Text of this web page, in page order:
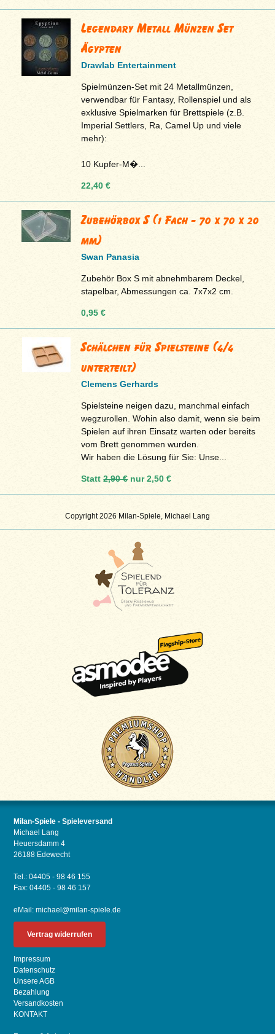
Copyright 2026 Milan-Spiele, Michael Lang
Legendary Metall Münzen Set
Ägypten
Drawlab Entertainment
Spielmünzen-Set mit 24 Metallmünzen,
verwendbar für Fantasy, Rollenspiel und als
exklusive Spielmarken für Brettspiele (z.B.
Imperial Settlers, Ra, Camel Up und viele
mehr):
10 Kupfer-M�...
22,40 €
Zubehörbox S (1 Fach - 70 x 70 x 20
mm)
Swan Panasia
Zubehör Box S mit abnehmbarem Deckel,
stapelbar, Abmessungen ca. 7x7x2 cm.
0,95 €
Schälchen für Spielsteine (4/4
unterteilt)
Clemens Gerhards
Spielsteine neigen dazu, manchmal einfach
wegzurollen. Wohin also damit, wenn sie beim
Spielen auf ihren Einsatz warten oder bereits
vom Brett genommen wurden.
Wir haben die Lösung für Sie: Unse...
Statt2,90 €nur2,50 €
Milan-Spiele - Spieleversand
Michael Lang
Heuersdamm 4
26188 Edewecht
Tel.: 04405 - 98 46 155
Fax: 04405 - 98 46 157
eMail:michael@milan-spiele.de
Vertrag widerrufen
Impressum
Datenschutz
Unsere AGB
Bezahlung
Versandkosten
KONTAKT